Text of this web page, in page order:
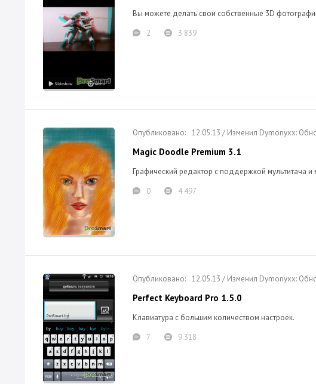
Вы можете делать свои собственные 3D
2
3 839
12.05.13 / Изменил Dymonyxx:
Magic Doodle Premium 3.1
Графический редактор с поддержкой мультитача
0
4 497
12.05.13 / Изменил Dymonyxx:
Perfect Keyboard Pro 1.5.0
Клавиатура с большим количеством настроек.
7
9 318